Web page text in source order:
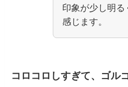
印象が少し明
感じます。
コロコロしすぎて、ゴル